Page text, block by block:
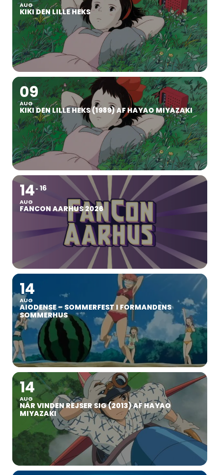
AUG
KIKI DEN LILLE HEKS
09
AUG
KIKI DEN LILLE HEKS (1989) AF HAYAO MIYAZAKI
14
AUG
16
FANCON AARHUS 2026
14
AUG
AIODENSE – SOMMERFEST I FORMANDENS
SOMMERHUS
14
AUG
NÅR VINDEN REJSER SIG (2013) AF HAYAO
MIYAZAKI